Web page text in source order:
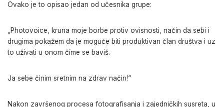
Ovako je to opisao jedan od učesnika grupe:
„Photovoice, kruna moje borbe protiv ovisnosti, način da sebi i
drugima pokažem da je moguće biti produktivan član društva i uz
to uživati u onom čime se baviš.
Ja sebe činim sretnim na zdrav način!“
Nakon završenog procesa fotografisanja i zajedničkih susreta, u